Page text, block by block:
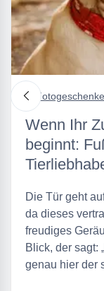
nach links
in Fotogeschenke
Wenn Ihr
beginnt:
Die Tür geht
da dieses
freudiges
Blick, der sagt:
genau hier der